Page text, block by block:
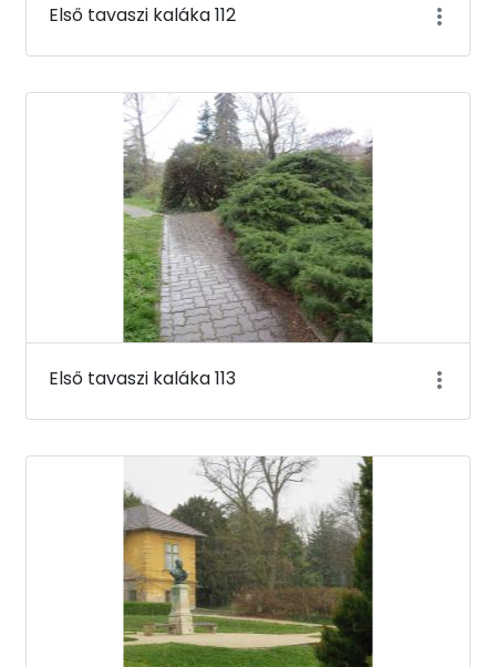
Első tavaszi kaláka 112
Első tavaszi kaláka 113